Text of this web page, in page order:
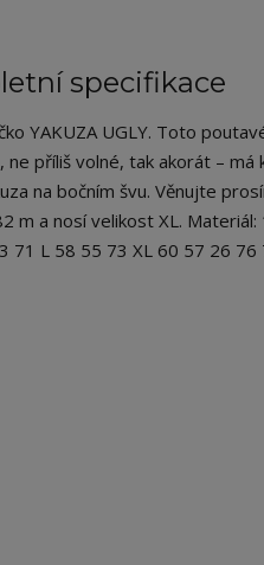
specifikace
YAKUZA UGLY. Toto
ne příliš volné, tak akorát –
na bočním švu. Věnujte
m a nosí velikost XL. Materiál:
71 L 58 55 73 XL 60 57 26